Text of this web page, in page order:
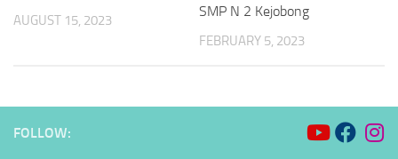
AUGUST 15, 2023
SMP N 2 Kejobong
FEBRUARY 5, 2023
FOLLOW: